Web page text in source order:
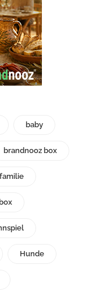
baby
brandnooz box
familie
Hunde